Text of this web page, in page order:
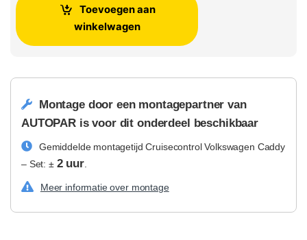
Toevoegen aan
winkelwagen
Montage door een montagepartner van
AUTOPAR is voor dit onderdeel beschikbaar
Gemiddelde montagetijd Cruisecontrol Volkswagen Caddy
– Set: ± 2 uur.
Meer informatie over montage